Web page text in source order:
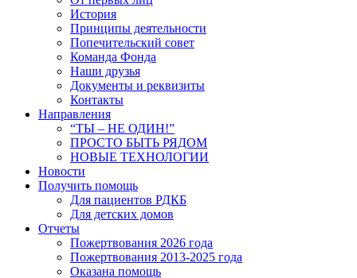
История
Принципы деятельности
Попечительский совет
Команда Фонда
Наши друзья
Документы и реквизиты
Контакты
Направления
“ТЫ – НЕ ОДИН!”
ПРОСТО БЫТЬ РЯДОМ
НОВЫЕ ТЕХНОЛОГИИ
Новости
Получить помощь
Для пациентов РДКБ
Для детских домов
Отчеты
Пожертвования 2026 года
Пожертвования 2013-2025 года
Оказана помощь